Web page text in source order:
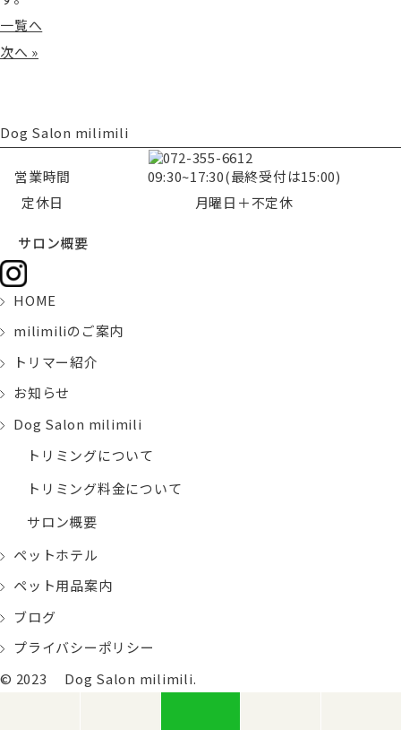
一覧へ
次へ »
Dog Salon milimili
営業時間
09:30~17:30(最終受付は15:00)
定休日
月曜日＋不定休
サロン概要
HOME
milimiliのご案内
トリマー紹介
お知らせ
Dog Salon milimili
トリミングについて
トリミング料金について
サロン概要
ペットホテル
ペット用品案内
ブログ
プライバシーポリシー
© 2023 Dog Salon milimili.